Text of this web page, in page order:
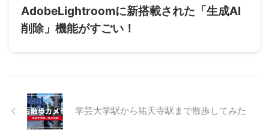
AdobeLightroomに新搭載された「生成AI
削除」機能がすごい！
学芸大学駅から祐天寺駅まで散歩してみた